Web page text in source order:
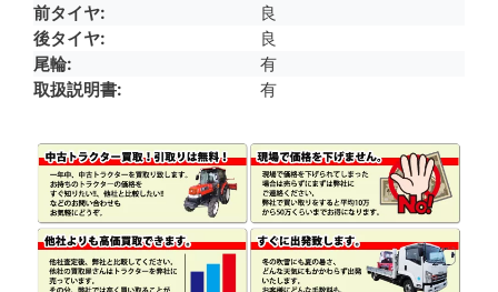
前タイヤ
良
後タイヤ
良
尾輪
有
取扱説明書
有